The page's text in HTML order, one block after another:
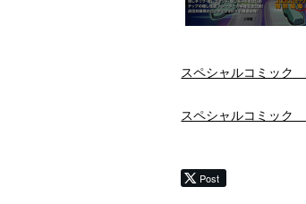
スペシャルコミック
スペシャルコミック
Post